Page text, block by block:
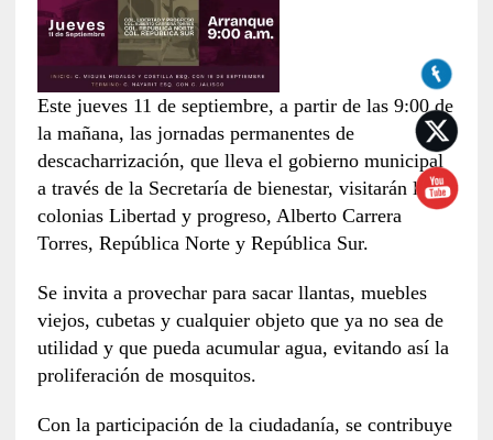
Este jueves 11 de septiembre, a partir de las 9:00 de
la mañana, las jornadas permanentes de
descacharrización, que lleva el gobierno municipal
a través de la Secretaría de bienestar, visitarán las
colonias Libertad y progreso, Alberto Carrera
Torres, República Norte y República Sur.
Se invita a provechar para sacar llantas, muebles
viejos, cubetas y cualquier objeto que ya no sea de
utilidad y que pueda acumular agua, evitando así la
proliferación de mosquitos.
Con la participación de la ciudadanía, se contribuye